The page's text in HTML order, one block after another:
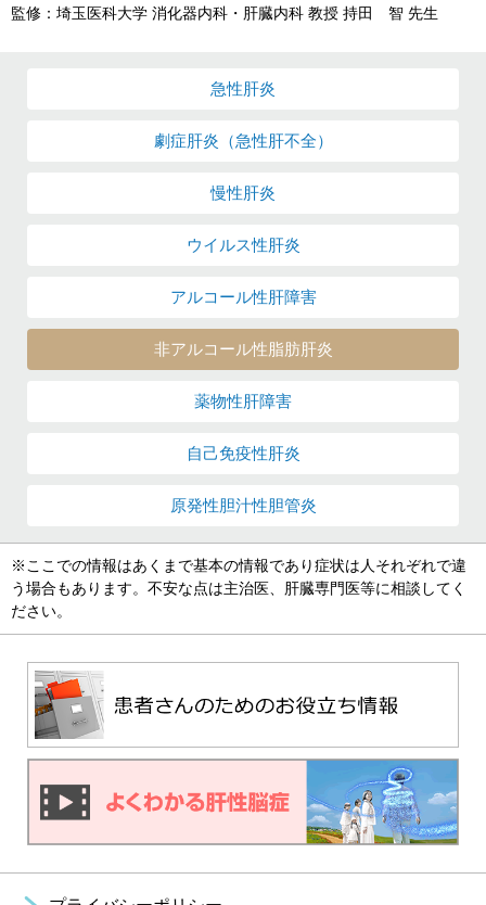
監修：埼玉医科大学 消化器内科・肝臓内科 教授 持田 智 先生
急性肝炎
劇症肝炎 （急性肝不全）
慢性肝炎
ウイルス性肝炎
アルコール性肝障害
非アルコール性脂肪肝炎
薬物性肝障害
自己免疫性肝炎
原発性胆汁性胆管炎
※ここでの情報はあくまで基本の情報であり症状は人それぞれで違
う場合もあります。不安な点は主治医、肝臓専門医等に相談してく
ださい。